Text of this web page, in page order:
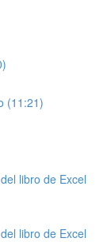
(11:21)
libro de Excel
libro de Excel